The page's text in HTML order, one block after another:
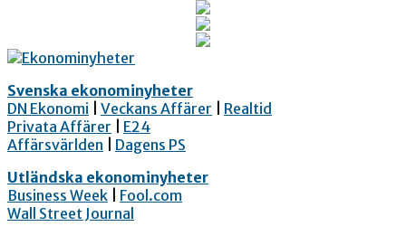
Svenska ekonominyheter
DN Ekonomi
Veckans Affärer
Realtid
Privata Affärer
E24
Affärsvärlden
Dagens PS
Utländska ekonominyheter
Business Week
Fool.com
Wall Street Journal